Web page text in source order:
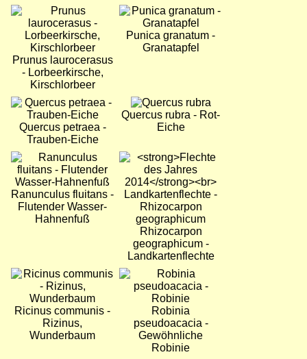
Bild
Prunus laurocerasus
- Lorbeerkirsche,
Kirschlorbeer
Bild
Punica granatum -
Granatapfel
Bild
Quercus petraea -
Trauben-Eiche
Bild
Quercus rubra - Rot-
Eiche
Bild
Ranunculus fluitans -
Flutender Wasser-
Hahnenfuß
Bild
Rhizocarpon
geographicum -
Landkartenflechte
Bild
Ricinus communis -
Rizinus,
Wunderbaum
Bild
Robinia
pseudoacacia -
Gewöhnliche
Robinie